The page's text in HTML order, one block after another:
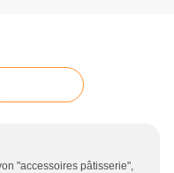
"accessoires pâtisserie",